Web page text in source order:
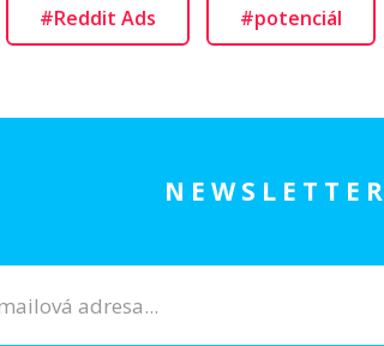
#Reddit Ads #potenciál
NEWSLETTER